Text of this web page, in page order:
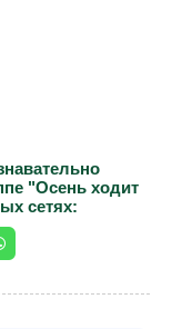
"Осень ходит
сетях: